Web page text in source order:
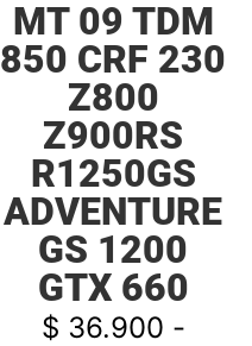
MT 09 TDM
850 CRF 230
Z800
Z900RS
R1250GS
ADVENTURE
GS 1200
GTX 660
$ 36.900 -